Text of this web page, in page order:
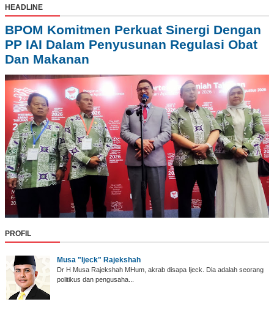
HEADLINE
BPOM Komitmen Perkuat Sinergi Dengan
PP IAI Dalam Penyusunan Regulasi Obat
Dan Makanan
PROFIL
Musa "Ijeck" Rajekshah
Dr H Musa Rajekshah MHum, akrab disapa Ijeck. Dia adalah seorang
politikus dan pengusaha...